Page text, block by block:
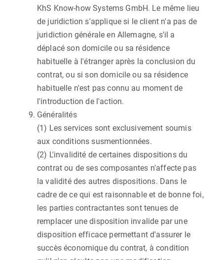
KhS Know-how Systems GmbH. Le même lieu
de juridiction s'applique si le client n'a pas de
juridiction générale en Allemagne, s'il a
déplacé son domicile ou sa résidence
habituelle à l'étranger après la conclusion du
contrat, ou si son domicile ou sa résidence
habituelle n'est pas connu au moment de
l'introduction de l'action.
Généralités
(1) Les services sont exclusivement soumis
aux conditions susmentionnées.
(2) L'invalidité de certaines dispositions du
contrat ou de ses composantes n'affecte pas
la validité des autres dispositions. Dans le
cadre de ce qui est raisonnable et de bonne foi,
les parties contractantes sont tenues de
remplacer une disposition invalide par une
disposition efficace permettant d'assurer le
succès économique du contrat, à condition